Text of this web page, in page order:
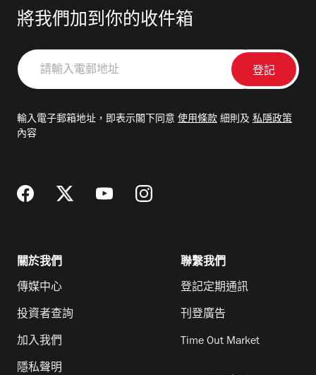
將我們加到你的收件箱
請
輸
郵
輸入電子郵箱地址，即表示閣下同意 使用條款 細則及 私隱政策
內容
關於我們
傳媒中心
投資者查詢
加入我們
隱私聲明
聯繫我們
登記定期通訊
刊登廣告
Time Out Market